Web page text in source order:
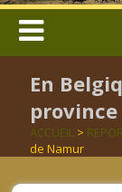
En
ACCUEIL >
de Namur